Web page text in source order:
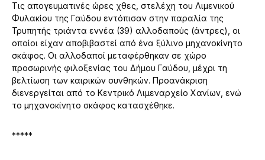
Τις απογευματινές ώρες χθες, στελέχη του Λιμενικού
Φυλακίου της Γαύδου εντόπισαν στην παραλία της
Τρυπητής τριάντα εννέα (39) αλλοδαπούς (άντρες), οι
οποίοι είχαν αποβιβαστεί από ένα ξύλινο μηχανοκίνητο
σκάφος. Οι αλλοδαποί μεταφέρθηκαν σε χώρο
προσωρινής φιλοξενίας του Δήμου Γαύδου, μέχρι τη
βελτίωση των καιρικών συνθηκών. Προανάκριση
διενεργείται από το Κεντρικό Λιμεναρχείο Χανίων, ενώ
το μηχανοκίνητο σκάφος κατασχέθηκε.
*****